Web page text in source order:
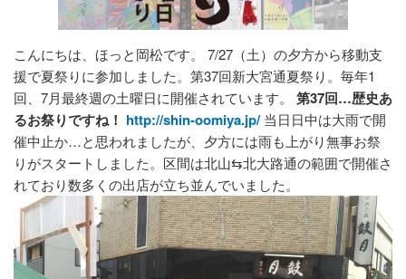
こんにちは、ほっと岡松です。 7/27（土）の夕方から移動支
援で夏祭りに参加しました。第37回新大宮通夏祭り。毎年1
回、7月最終週の土曜日に開催されています。 第37回…歴史あ
るお祭りですね！ http://shin-oomiya.jp/当日日中は大雨で開
催中止か…と思われましたが、夕方には雨も上がり無事お祭
りがスタートしました。区間は北山⇆北大路通の範囲で開催さ
れており数多くの出店が立ち並んでいました。